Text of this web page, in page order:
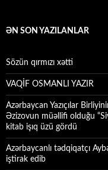
ƏN SON YAZILANLAR
Sözün qırmızı xətti
VAQİF OSMANLI YAZIR
Azərbaycan Yazıçılar
Əzizovun müəllifi olduğu
kitab işıq üzü gördü
Azərbaycanlı tədqiqatçı
iştirak edib